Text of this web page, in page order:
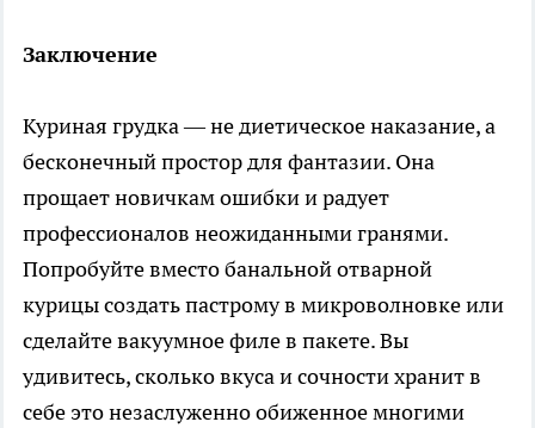
Заключение
Куриная грудка — не диетическое наказание, а
бесконечный простор для фантазии. Она
прощает новичкам ошибки и радует
профессионалов неожиданными гранями.
Попробуйте вместо банальной отварной
курицы создать пастрому в микроволновке или
сделайте вакуумное филе в пакете. Вы
удивитесь, сколько вкуса и сочности хранит в
себе это незаслуженно обиженное многими